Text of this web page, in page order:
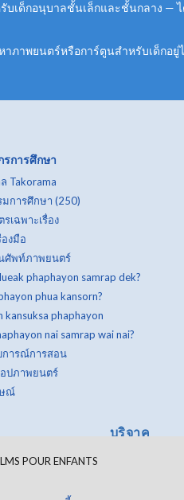
บริจาค
เด็กอนุบาลชั้นเล็กและชั้นกลาง —
ภาพยนตร์หรือการ์ตูนสำหรับเด็ก
รการศึกษา
Takorama
มการศึกษา (250)
เฉพาะเรื่อง
งมือ
ศัพท์ภาพยนตร์
phaphayon samrap dek?
phua kansorn?
kansuksa phaphayon
nai samrap wai nai?
การณ์การสอน
อปภาพยนตร์
ณ์
POUR ENFANTS